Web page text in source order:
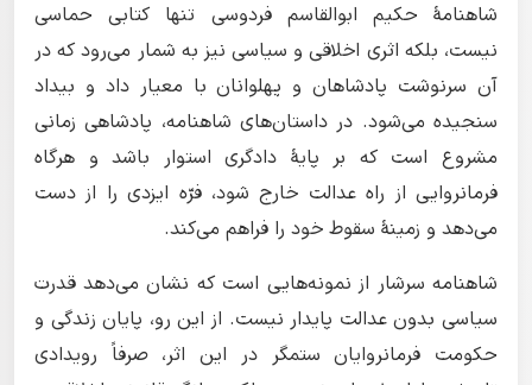
شاهنامهٔ حکیم ابوالقاسم فردوسی تنها کتابی حماسی
نیست، بلکه اثری اخلاقی و سیاسی نیز به شمار می‌رود که در
آن سرنوشت پادشاهان و پهلوانان با معیار داد و بیداد
سنجیده می‌شود. در داستان‌های شاهنامه، پادشاهی زمانی
مشروع است که بر پایهٔ دادگری استوار باشد و هرگاه
فرمانروایی از راه عدالت خارج شود، فرّه ایزدی را از دست
می‌دهد و زمینهٔ سقوط خود را فراهم می‌کند.
شاهنامه سرشار از نمونه‌هایی است که نشان می‌دهد قدرت
سیاسی بدون عدالت پایدار نیست. از این رو، پایان زندگی و
حکومت فرمانروایان ستمگر در این اثر، صرفاً رویدادی